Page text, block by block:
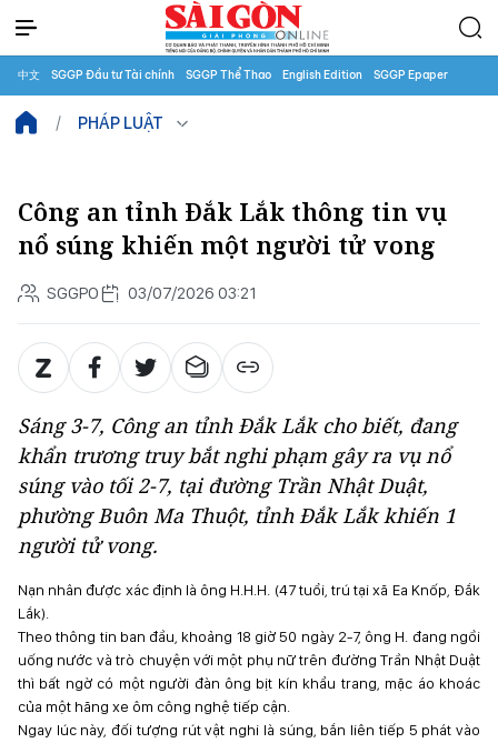
中文 SGGP Đầu tư Tài chính SGGP Thể Thao English Edition SGGP Epaper
PHÁP LUẬT
Công an tỉnh Đắk Lắk thông tin vụ
nổ súng khiến một người tử vong
SGGPO 03/07/2026 03:21
Sáng 3-7, Công an tỉnh Đắk Lắk cho biết, đang
khẩn trương truy bắt nghi phạm gây ra vụ nổ
súng vào tối 2-7, tại đường Trần Nhật Duật,
phường Buôn Ma Thuột, tỉnh Đắk Lắk khiến 1
người tử vong.
Nạn nhân được xác định là ông H.H.H. (47 tuổi, trú tại xã Ea Knốp, Đắk
Lắk).
Theo thông tin ban đầu, khoảng 18 giờ 50 ngày 2-7, ông H. đang ngồi
uống nước và trò chuyện với một phụ nữ trên đường Trần Nhật Duật
thì bất ngờ có một người đàn ông bịt kín khẩu trang, mặc áo khoác
của một hãng xe ôm công nghệ tiếp cận.
Ngay lúc này, đối tượng rút vật nghi là súng, bắn liên tiếp 5 phát vào